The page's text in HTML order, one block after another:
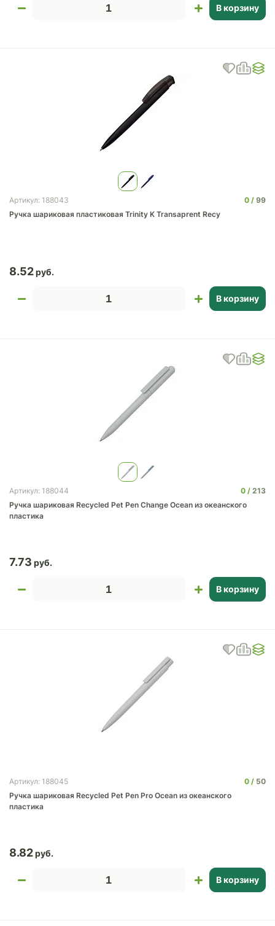
В корзину
Артикул: 188043 0
99
Ручка шариковая пластиковая Trinity K Transaprent Recy
8.52
В корзину
Артикул: 188044 0
213
Ручка шариковая Recycled Pet Pen Change Ocean из океанского
пластика
7.73
В корзину
Артикул: 188045 0
50
Ручка шариковая Recycled Pet Pen Pro Ocean из океанского
пластика
8.82
В корзину